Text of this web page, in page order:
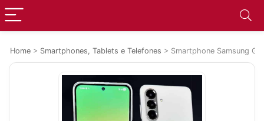
Home > Smartphones, Tablets e Telefones > Smartphone Samsung